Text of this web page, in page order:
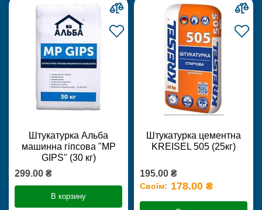
Штукатурка Альба
машинна гіпсова "MP
GIPS" (30 кг)
299.00 ₴
В корзину
Штукатурка цементна
KREISEL 505 (25кг)
195.00 ₴
Своїм: 178.00 ₴